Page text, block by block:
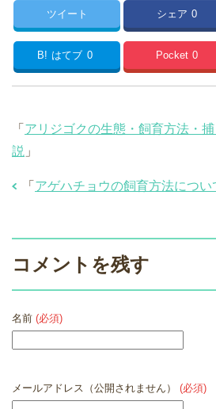
ツイート シェア 0
B! はてブ 0 Pocket 0
「 アリジゴクの生態・飼育方法・
説 」
「 アゲハチョウの飼育方法につ
コメントを残す
名前 (必須)
メールアドレス（公開されません） (必須)